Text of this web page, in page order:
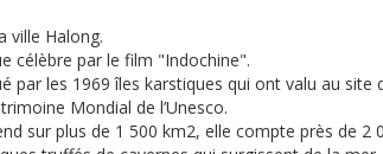
ville Halong.
célèbre par le film "Indochine".
par les 1969 îles karstiques qui ont valu au site
Mondial de l’Unesco.
sur plus de 1 500 km2, elle compte près de 2